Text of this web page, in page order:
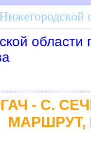
области
- С.
МАРШРУТ,